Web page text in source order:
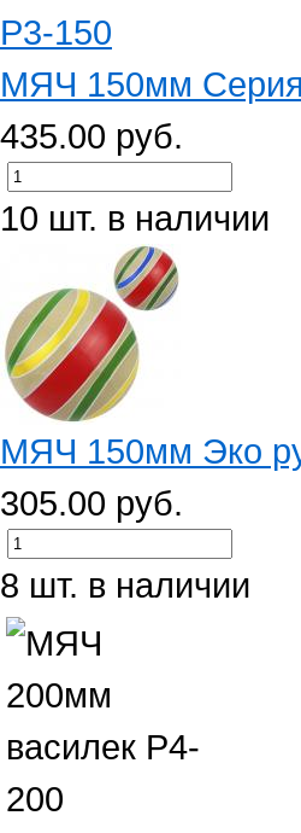
МЯЧ 150мм
435.00 руб.
10 шт. в наличии
МЯЧ 150мм Эко
305.00 руб.
8 шт. в наличии